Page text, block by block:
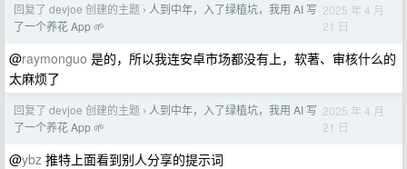
回复了 devjoe 创建的主题 › 人到中年，入了绿植坑，我用 AI 写
了一个养花 App 🌱
2025 年 4 月
21 日
@raymonguo 是的，所以我连安卓市场都没有上，软著、审核什么的
太麻烦了
回复了 devjoe 创建的主题 › 人到中年，入了绿植坑，我用 AI 写
了一个养花 App 🌱
2025 年 4 月
21 日
@ybz 推特上面看到别人分享的提示词